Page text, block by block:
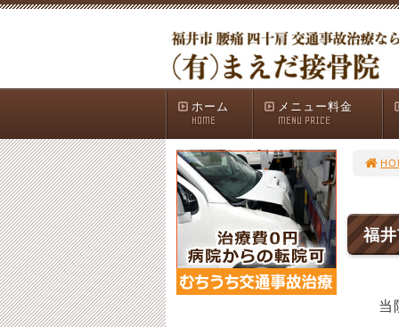
ホーム
HOME
メニュー料金
MENU PRICE
福
当